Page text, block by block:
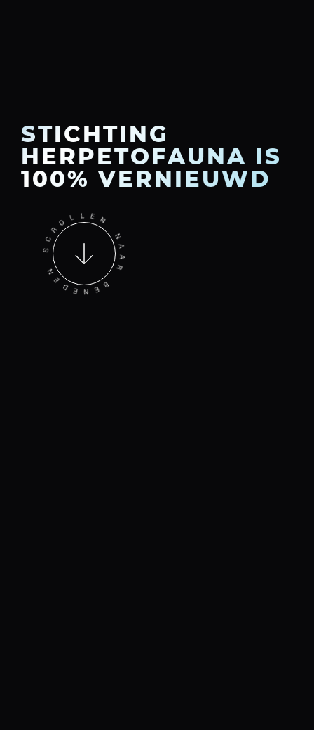
STICHTING
HERPETOFAUNA IS
100% VERNIEUWD
A
A
R
B
E
N
E
N
S R O
L
L
E